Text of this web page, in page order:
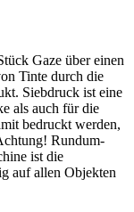
Gaze über einen
Tinte durch die
Siebdruck ist eine
als auch für die
bedruckt werden,
Rundum-
ist die
auf allen Objekten